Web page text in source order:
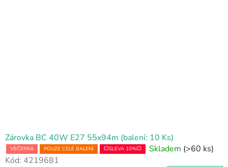
Zárovka BC 40W E27 55x94m (balení: 10 Ks)
VEČERKA POUZE CELÉ BALENÍ 💥SLEVA 10%💥 Skladem (>60 ks)
Kód: 4219681